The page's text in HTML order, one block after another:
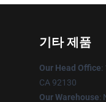
기타 제품
Our Head Office:
CA 92130
Our Warehouse: